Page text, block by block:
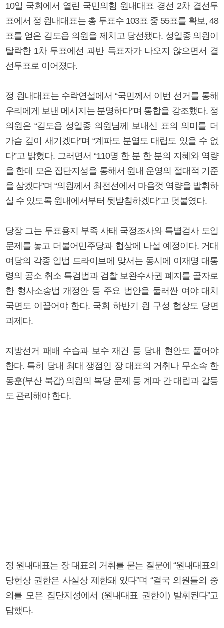
10일 국회에서 열린 국민의힘 원내대표 경선 2차 결선투
표에서 정 원내대표는 총 투표수 103표 중 55표를 확보, 48
표를 얻은 김도읍 의원을 제치고 당선됐다. 성일종 의원이
탈락한 1차 투표에선 과반 득표자가 나오지 않으면서 결
선투표로 이어졌다.
정 원내대표는 수락연설에서 “국민께서 이번 선거를 통해
우리에게 보낸 메시지는 분명하다”며 통합을 강조했다. 정
의원은 “김도읍 성일종 의원님께 보내신 표의 의미를 더
가슴 깊이 새기겠다”며 “계파도 분열도 대립도 있을 수 없
다”고 밝혔다. 그러면서 “110명 한 분 한 분의 지혜와 역량
을 한데 모은 집단지성을 통해서 원내 운영의 절대적 기준
을 삼겠다”며 “의원께서 최전선에서 마음껏 역량을 발휘하
실 수 있도록 원내에서부터 뒷받침하겠다”고 덧붙였다.
당장 그는 투표용지 부족 사태 국정조사와 특별검사 도입
문제를 놓고 더불어민주당과 협상에 나설 예정이다. 거대
여당의 각종 입법 드라이브에 맞서는 동시에 이재명 대통
령의 공소 취소 특검법과 검찰 보완수사권 폐지를 골자로
한 형사소송법 개정안 등 주요 법안을 둘러싼 여야 대치
국면도 이끌어야 한다. 국회 하반기 원 구성 협상도 당면
과제다.
지방선거 패배 수습과 보수 재건 등 당내 현안도 풀어야
한다. 특히 당내 최대 쟁점인 장 대표의 거취나 무소속 한
동훈(부산 북갑) 의원의 복당 문제 등 계파 간 대립과 갈등
도 관리해야 한다.
정 원내대표는 장 대표의 거취를 묻는 질문에 “원내대표의
당헌상 권한은 사실상 제한돼 있다”며 “결국 의원들의 중
의를 모은 집단지성에서 (원내대표 권한이) 발휘된다”고
답했다.